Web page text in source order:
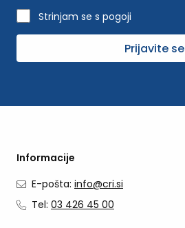
Strinjam se s pogoji
Prijavite se
Informacije
E-pošta: info@cri.si
Tel: 03 426 45 00